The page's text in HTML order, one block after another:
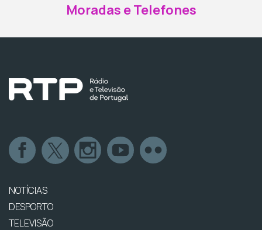
Moradas e Telefones
NOTÍCIAS
DESPORTO
TELEVISÃO